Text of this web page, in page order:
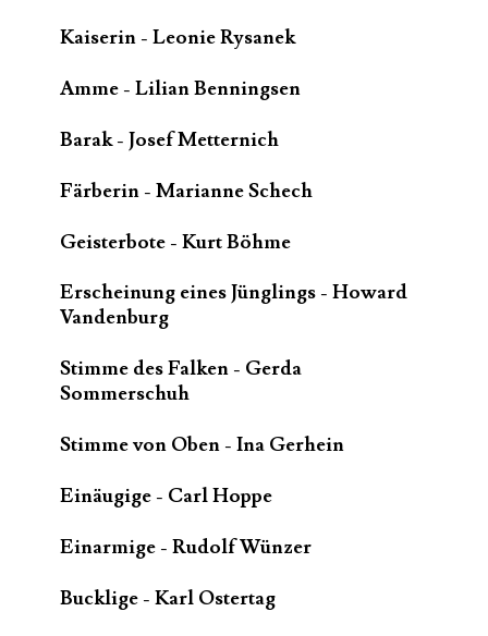
Kaiserin - Leonie Rysanek
Amme - Lilian Benningsen
Barak - Josef Metternich
Färberin - Marianne Schech
Geisterbote - Kurt Böhme
Erscheinung eines Jünglings - Howard
Vandenburg
Stimme des Falken - Gerda
Sommerschuh
Stimme von Oben - Ina Gerhein
Einäugige - Carl Hoppe
Einarmige - Rudolf Wünzer
Bucklige - Karl Ostertag